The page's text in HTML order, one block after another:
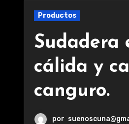
Productos
Sudadera
cálida y
canguro.
por